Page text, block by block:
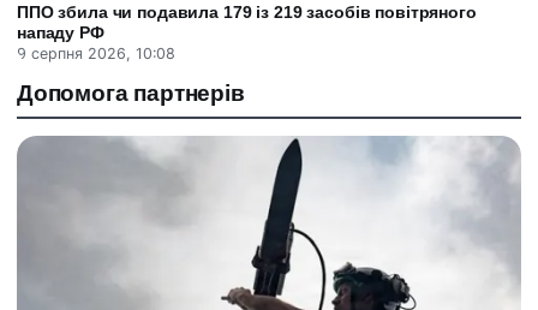
ППО збила чи подавила 179 із 219 засобів повітряного
нападу РФ
9 серпня 2026, 10:08
Допомога партнерів